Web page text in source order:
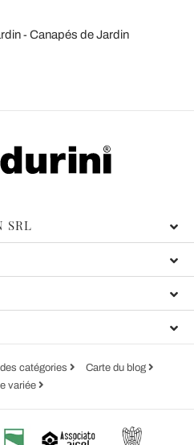
Canapés de Jardin
SRL
catégories
Carte du blog
variée